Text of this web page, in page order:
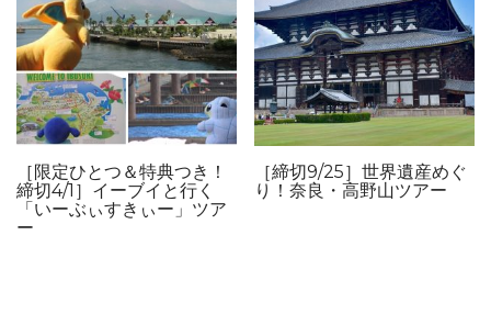
［限定ひとつ＆特典つき！
締切4/1］イーブイと行く
「いーぶぃすきぃー」ツア
ー
［締切9/25］世界遺産めぐ
り！奈良・高野山ツアー